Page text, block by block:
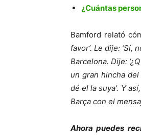
¿Cuántas
Bamford relató
favor’. Le dije: ‘Sí,
Barcelona. Dije:
un gran hincha del
dé el la suya’. Y
Barça con el
Ahora puedes